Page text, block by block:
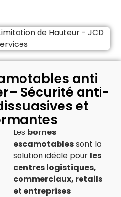
anti
Sécurité anti-
et
Les bornes
escamotablessont la
solution idéale pour les
centres logistiques,
commerciaux, retails
et entreprises